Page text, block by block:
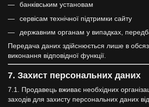
банківським установам
сервісам технічної підтримки сайту
державним органам у випадках,
Передача даних здійснюється лише в
виконання відповідної функції.
7. Захист персональних даних
7.1. Продавець вживає необхідних
заходів для захисту персональних даних